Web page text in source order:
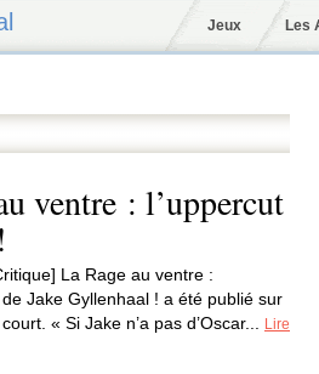
Jeux Les
ventre : l’uppercut
La Rage au ventre :
de Jake Gyllenhaal ! a été publié sur
« Si Jake n’a pas d’Oscar...
Lire